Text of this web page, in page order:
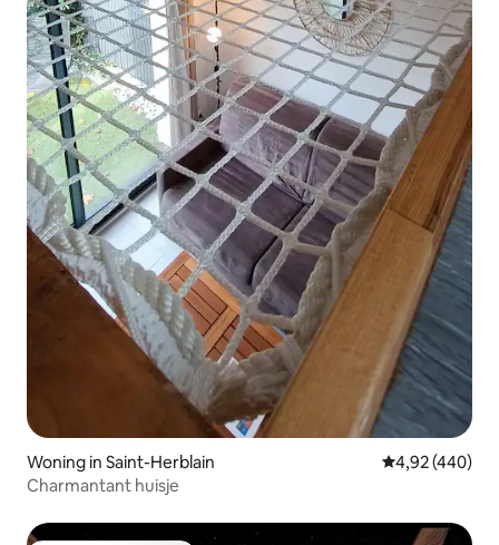
Woning in Saint-Herblain Gemiddelde
4,92 (440)
Charmantant huisje